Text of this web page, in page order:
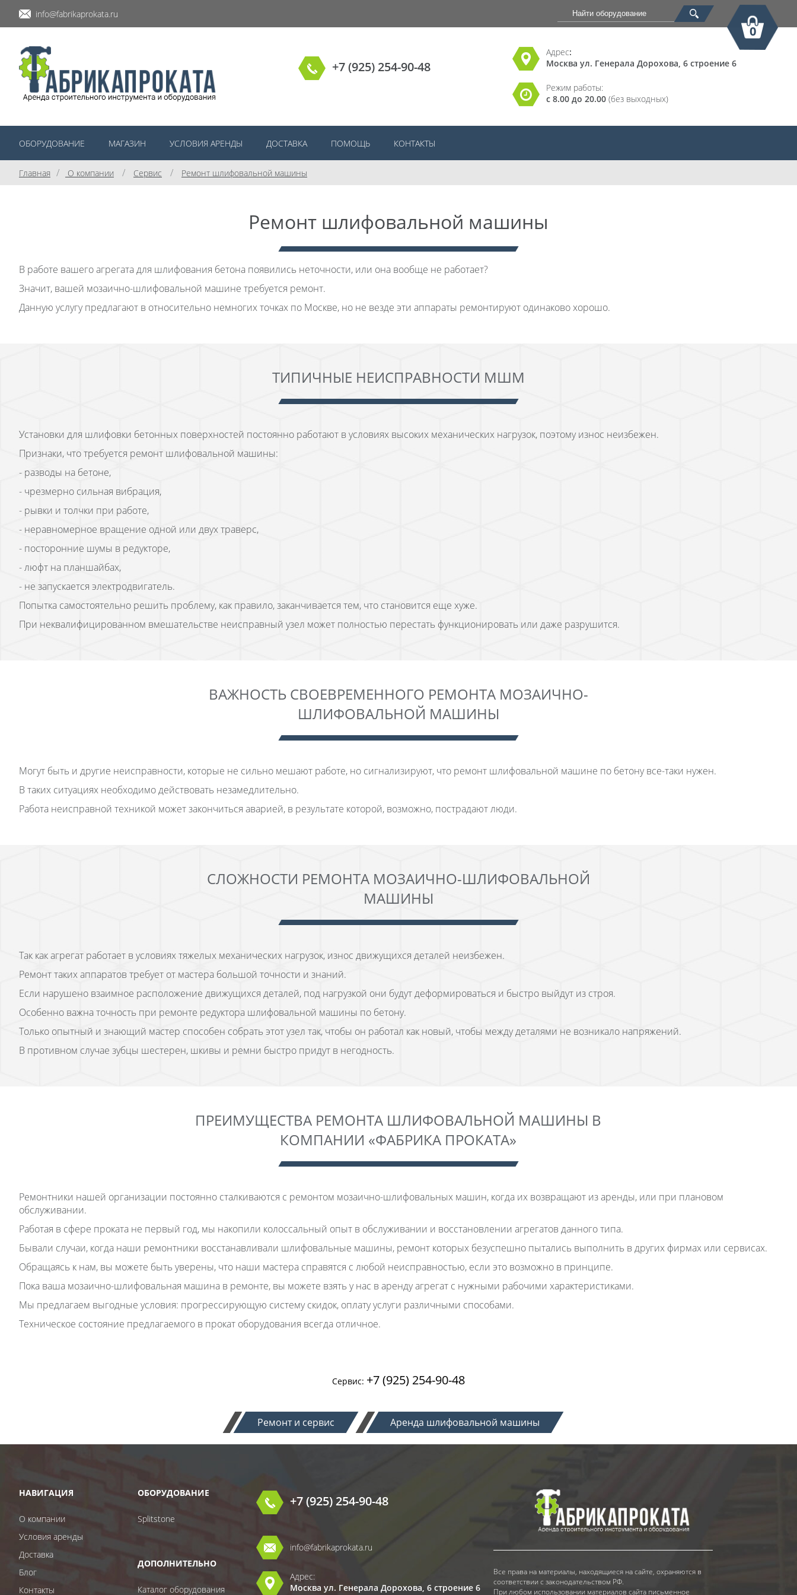
info@fabrikaprokata.ru
0
+7 (925) 254-90-48
Адрес:
Москва ул. Генерала Дорохова, 6 строение 6
Режим работы:
с 8.00 до 20.00 (без выходных)
ОБОРУДОВАНИЕ МАГАЗИН УСЛОВИЯ АРЕНДЫ ДОСТАВКА ПОМОЩЬ КОНТАКТЫ
Главная / О компании / Сервис / Ремонт шлифовальной машины
Ремонт шлифовальной машины
В работе вашего агрегата для шлифования бетона появились неточности, или она вообще не работает?
Значит, вашей мозаично-шлифовальной машине требуется ремонт.
Данную услугу предлагают в относительно немногих точках по Москве, но не везде эти аппараты ремонтируют одинаково хорошо.
ТИПИЧНЫЕ НЕИСПРАВНОСТИ МШМ
Установки для шлифовки бетонных поверхностей постоянно работают в условиях высоких механических нагрузок, поэтому износ неизбежен.
Признаки, что требуется ремонт шлифовальной машины:
- разводы на бетоне,
- чрезмерно сильная вибрация,
- рывки и толчки при работе,
- неравномерное вращение одной или двух траверс,
- посторонние шумы в редукторе,
- люфт на планшайбах,
- не запускается электродвигатель.
Попытка самостоятельно решить проблему, как правило, заканчивается тем, что становится еще хуже.
При неквалифицированном вмешательстве неисправный узел может полностью перестать функционировать или даже разрушится.
ВАЖНОСТЬ СВОЕВРЕМЕННОГО РЕМОНТА МОЗАИЧНО-
ШЛИФОВАЛЬНОЙ МАШИНЫ
Могут быть и другие неисправности, которые не сильно мешают работе, но сигнализируют, что ремонт шлифовальной машине по бетону все-таки нужен.
В таких ситуациях необходимо действовать незамедлительно.
Работа неисправной техникой может закончиться аварией, в результате которой, возможно, пострадают люди.
СЛОЖНОСТИ РЕМОНТА МОЗАИЧНО-ШЛИФОВАЛЬНОЙ
МАШИНЫ
Так как агрегат работает в условиях тяжелых механических нагрузок, износ движущихся деталей неизбежен.
Ремонт таких аппаратов требует от мастера большой точности и знаний.
Если нарушено взаимное расположение движущихся деталей, под нагрузкой они будут деформироваться и быстро выйдут из строя.
Особенно важна точность при ремонте редуктора шлифовальной машины по бетону.
Только опытный и знающий мастер способен собрать этот узел так, чтобы он работал как новый, чтобы между деталями не возникало напряжений.
В противном случае зубцы шестерен, шкивы и ремни быстро придут в негодность.
ПРЕИМУЩЕСТВА РЕМОНТА ШЛИФОВАЛЬНОЙ МАШИНЫ В
КОМПАНИИ «ФАБРИКА ПРОКАТА»
Ремонтники нашей организации постоянно сталкиваются с ремонтом мозаично-шлифовальных машин, когда их возвращают из аренды, или при плановом
обслуживании.
Работая в сфере проката не первый год, мы накопили колоссальный опыт в обслуживании и восстановлении агрегатов данного типа.
Бывали случаи, когда наши ремонтники восстанавливали шлифовальные машины, ремонт которых безуспешно пытались выполнить в других фирмах или сервисах.
Обращаясь к нам, вы можете быть уверены, что наши мастера справятся с любой неисправностью, если это возможно в принципе.
Пока ваша мозаично-шлифовальная машина в ремонте, вы можете взять у нас в аренду агрегат с нужными рабочими характеристиками.
Мы предлагаем выгодные условия: прогрессирующую систему скидок, оплату услуги различными способами.
Техническое состояние предлагаемого в прокат оборудования всегда отличное.
Сервис: +7 (925) 254-90-48
Ремонт и сервис Аренда шлифовальной машины
НАВИГАЦИЯ
О компании
Условия аренды
Доставка
Блог
Контакты
ОБОРУДОВАНИЕ
Splitstone
ДОПОЛНИТЕЛЬНО
Каталог оборудования
+7 (925) 254-90-48
info@fabrikaprokata.ru
Адрес:
Москва ул. Генерала Дорохова, 6 строение 6
Все права на материалы, находящиеся на сайте, охраняются в
соответствии с законодательством РФ.
При любом использовании материалов сайта письменное